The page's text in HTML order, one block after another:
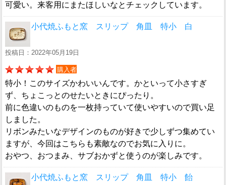
可愛い。来客用にまたほしいなとチェックしています。
小代焼ふもと窯 スリップ 角皿 特小 白
投稿日：2022年05月19日
購入者
特小！このサイズかわいいんです。かといって小さすぎ
ず、ちょこっとのせたいときにぴったり。
前に色違いのものを一枚持っていて使いやすいので買い足
しました。
リボンみたいなデザインのものが好きで少しずつ集めてい
ますが、今回はこちらも素敵なのでお気に入りに。
おやつ、おつまみ、サブおかずと使うのが楽しみです。
小代焼ふもと窯 スリップ 角皿 特小 飴